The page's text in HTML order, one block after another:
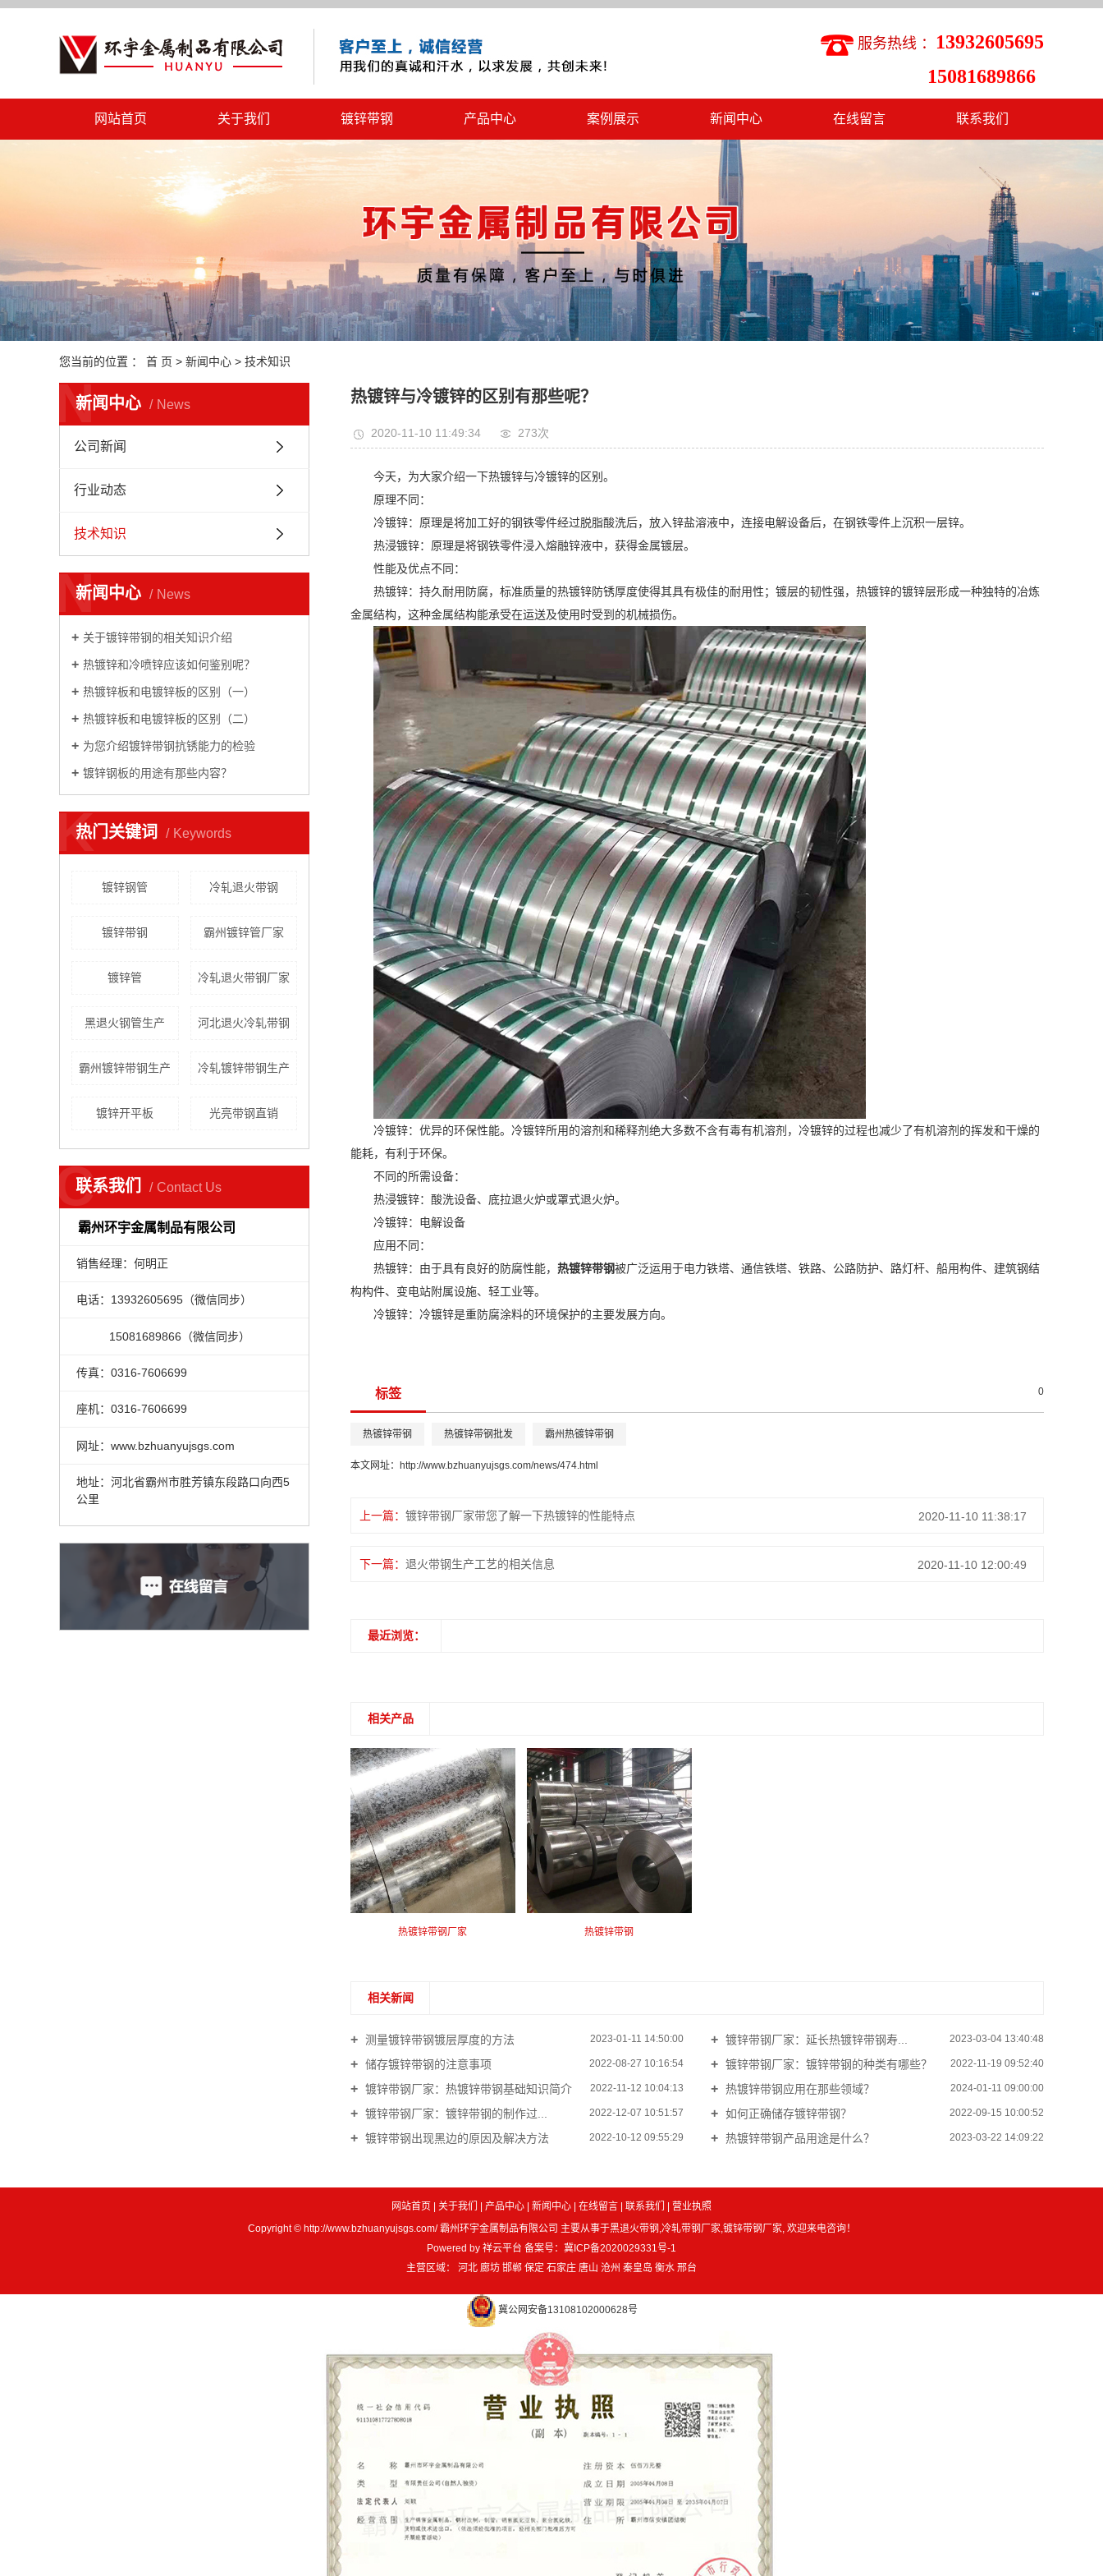
服务热线 ： 13932605695
15081689866
网站首页 关于我们
营业执照
镀锌带钢 产品中心
冷硬带钢
镀锌带钢
开平板带
薄壁镀锌管
案例展示 新闻中心
公司新闻
行业动态
技术知识
在线留言 联系我们
您当前的位置 ： 首 页 > 新闻中心 > 技术知识
新闻中心 News
N
公司新闻
行业动态
技术知识
新闻中心 News
N
关于镀锌带钢的相关知识介绍
热镀锌和冷喷锌应该如何鉴别呢？
热镀锌板和电镀锌板的区别（一）
热镀锌板和电镀锌板的区别（二）
为您介绍镀锌带钢抗锈能力的检验
镀锌钢板的用途有那些内容？
热门关键词 Keywords
K
镀锌钢管 冷轧退火带钢
镀锌带钢 霸州镀锌管厂家
镀锌管 冷轧退火带钢厂家
黑退火钢管生产 河北退火冷轧带钢
霸州镀锌带钢生产 冷轧镀锌带钢生产
镀锌开平板 光亮带钢直销
联系我们 Contact Us
C
霸州环宇金属制品有限公司
销售经理：何明正
电话：13932605695（微信同步）
15081689866（微信同步）
传真：0316-7606699
座机：0316-7606699
网址：www.bzhuanyujsgs.com
地址：河北省霸州市胜芳镇东段路口向西5
公里
热镀锌与冷镀锌的区别有那些呢？
2020-11-10 11:49:34 273次
今天，为大家介绍一下热镀锌与冷镀锌的区别。
原理不同：
冷镀锌：原理是将加工好的钢铁零件经过脱脂酸洗后，放入锌盐溶液中，连接电解设备后，在钢铁零件上沉积一层锌。
热浸镀锌：原理是将钢铁零件浸入熔融锌液中，获得金属镀层。
性能及优点不同：
热镀锌：持久耐用防腐，标准质量的热镀锌防锈厚度使得其具有极佳的耐用性；镀层的韧性强，热镀锌的镀锌层形成一种独特的冶炼
金属结构，这种金属结构能承受在运送及使用时受到的机械损伤。
冷镀锌：优异的环保性能。冷镀锌所用的溶剂和稀释剂绝大多数不含有毒有机溶剂，冷镀锌的过程也减少了有机溶剂的挥发和干燥的
能耗，有利于环保。
不同的所需设备：
热浸镀锌：酸洗设备、底拉退火炉或罩式退火炉。
冷镀锌：电解设备
应用不同：
热镀锌：由于具有良好的防腐性能， 热镀锌带钢被广泛运用于电力铁塔、通信铁塔、铁路、公路防护、路灯杆、船用构件、建筑钢结
构构件、变电站附属设施、轻工业等。
冷镀锌：冷镀锌是重防腐涂料的环境保护的主要发展方向。
标签 0
热镀锌带钢 热镀锌带钢批发 霸州热镀锌带钢
本文网址： http://www.bzhuanyujsgs.com/news/474.html
上一篇： 镀锌带钢厂家带您了解一下热镀锌的性能特点 2020-11-10 11:38:17
下一篇： 退火带钢生产工艺的相关信息 2020-11-10 12:00:49
最近浏览：
相关产品
热镀锌带钢厂家 热镀锌带钢
相关新闻
测量镀锌带钢镀层厚度的方法 2023-01-11 14:50:00 镀锌带钢厂家：延长热镀锌带钢寿... 2023-03-04 13:40:48
储存镀锌带钢的注意事项 2022-08-27 10:16:54 镀锌带钢厂家：镀锌带钢的种类有哪些？ 2022-11-19 09:52:40
镀锌带钢厂家：热镀锌带钢基础知识简介 2022-11-12 10:04:13 热镀锌带钢应用在那些领域？ 2024-01-11 09:00:00
镀锌带钢厂家：镀锌带钢的制作过... 2022-12-07 10:51:57 如何正确储存镀锌带钢？ 2022-09-15 10:00:52
镀锌带钢出现黑边的原因及解决方法 2022-10-12 09:55:29 热镀锌带钢产品用途是什么？ 2023-03-22 14:09:22
网站首页 关于我们 产品中心 新闻中心 在线留言 联系我们
营业执照
Copyright © http://www.bzhuanyujsgs.com/ 霸州环宇金属制品有限公司 主要从事于黑退火带钢 ,冷轧带钢厂家,镀锌带钢厂家, 欢迎来电咨询！
Powered by 祥云平台 备案号： 冀ICP备2020029331号-1
主营区域： 河北 廊坊 邯郸 保定 石家庄 唐山 沧州 秦皇岛 衡水 邢台
冀公网安备13108102000628号